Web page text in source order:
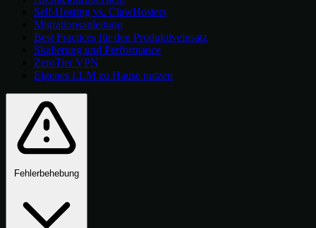
Self-Hosting vs. ClawHosters
Migrationsanleitung
Best Practices für den Produktiveinsatz
Skalierung und Performance
ZeroTier VPN
Eigenes LLM zu Hause nutzen
Fehlerbehebung